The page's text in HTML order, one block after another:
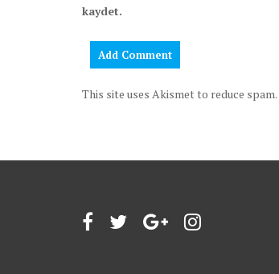
kaydet.
This site uses Akismet to reduce spam.